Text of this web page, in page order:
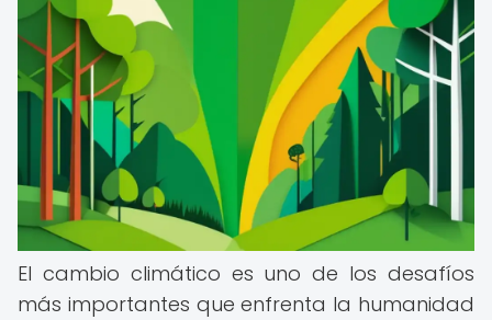
El cambio climático es uno de los desafíos
más importantes que enfrenta la humanidad